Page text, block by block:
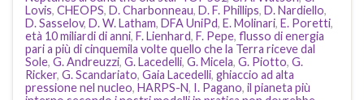
Lovis, CHEOPS, D. Charbonneau, D. F. Phillips, D. Nardiello,
D. Sasselov, D. W. Latham, DFA UniPd, E. Molinari, E. Poretti,
età 10 miliardi di anni, F. Lienhard, F. Pepe, flusso di energia
pari a più di cinquemila volte quello che la Terra riceve dal
Sole, G. Andreuzzi, G. Lacedelli, G. Micela, G. Piotto, G.
Ricker, G. Scandariato, Gaia Lacedelli, ghiaccio ad alta
pressione nel nucleo, HARPS-N, I. Pagano, il pianeta più